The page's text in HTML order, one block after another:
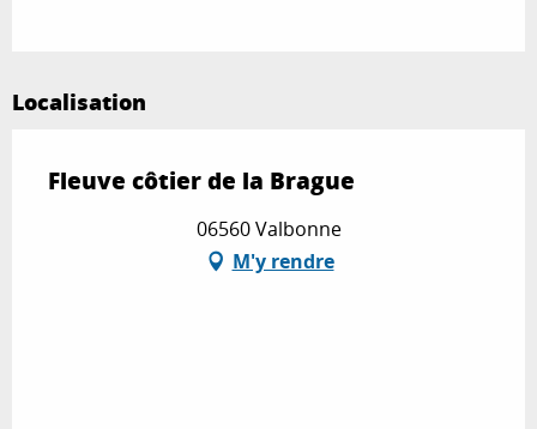
Localisation
Fleuve côtier de la Brague
06560 Valbonne
M'y rendre